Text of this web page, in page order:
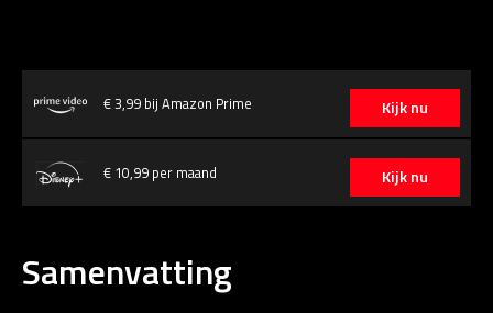
Kijk nu
€ 3,99 bij Amazon Prime
Kijk nu
€ 10,99 per maand
Samenvatting